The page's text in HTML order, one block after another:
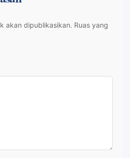
akan dipublikasikan. Ruas yang